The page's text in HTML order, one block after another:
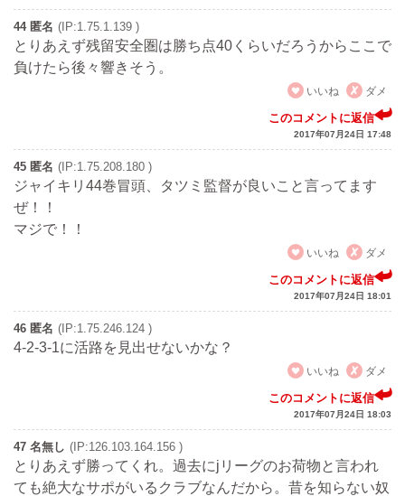
44 匿名 (IP:1.75.1.139 )
とりあえず残留安全圏は勝ち点40くらいだろうからここで
負けたら後々響きそう。
いいね
ダメ
このコメントに返信
2017年07月24日 17:48
45 匿名 (IP:1.75.208.180 )
ジャイキリ44巻冒頭、タツミ監督が良いこと言ってます
ぜ！！
マジで！！
いいね
ダメ
このコメントに返信
2017年07月24日 18:01
46 匿名 (IP:1.75.246.124 )
4-2-3-1に活路を見出せないかな？
いいね
ダメ
このコメントに返信
2017年07月24日 18:03
47 名無し (IP:126.103.164.156 )
とりあえず勝ってくれ。過去にjリーグのお荷物と言われ
ても絶大なサポがいるクラブなんだから。昔を知らない奴